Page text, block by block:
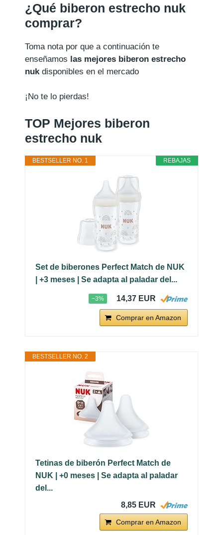
¿Qué biberon estrecho nuk
comprar?
Toma nota por que a continuación te
enseñamos las mejores biberon estrecho
nuk disponibles en el mercado
¡No te lo pierdas!
TOP Mejores biberon
estrecho nuk
REBAJAS
BESTSELLER NO. 1
Set de biberones Perfect Match de NUK
| +3 meses | Se adapta al paladar del...
−3% 14,37 EUR
Comprar en Amazon
BESTSELLER NO. 2
Tetinas de biberón Perfect Match de
NUK | +0 meses | Se adapta al paladar
del...
8,85 EUR
Comprar en Amazon